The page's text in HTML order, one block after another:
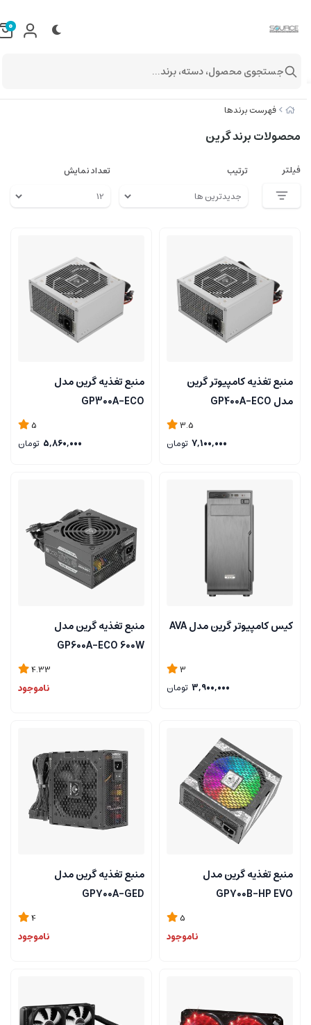
فهرست برندها
محصولات برند گرین
فیلتر ترتیب تعداد نمایش
منبع تغذیه کامپیوتر گرین
مدل GP400A-ECO
3.5
7,100,000 تومان
منبع تغذیه گرین مدل
GP300A-ECO
5
5,860,000 تومان
کیس کامپیوتر گرین مدل AVA
3
3,900,000 تومان
منبع تغذیه گرین مدل
GP600A-ECO 600W
4.33
ناموجود
منبع تغذیه گرین مدل
GP700B-HP EVO
5
ناموجود
منبع تغذیه گرین مدل
GP700A-GED
ناموجود
0
جستجوی محصول، دسته، برند...